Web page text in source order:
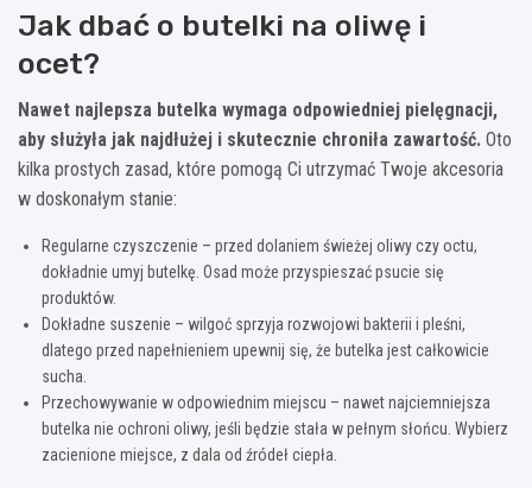
Jak dbać o butelki na oliwę i
ocet?
Nawet najlepsza butelka wymaga odpowiedniej pielęgnacji,
aby służyła jak najdłużej i skutecznie chroniła zawartość. Oto
kilka prostych zasad, które pomogą Ci utrzymać Twoje akcesoria
w doskonałym stanie:
Regularne czyszczenie – przed dolaniem świeżej oliwy czy octu,
dokładnie umyj butelkę. Osad może przyspieszać psucie się
produktów.
Dokładne suszenie – wilgoć sprzyja rozwojowi bakterii i pleśni,
dlatego przed napełnieniem upewnij się, że butelka jest całkowicie
sucha.
Przechowywanie w odpowiednim miejscu – nawet najciemniejsza
butelka nie ochroni oliwy, jeśli będzie stała w pełnym słońcu. Wybierz
zacienione miejsce, z dala od źródeł ciepła.